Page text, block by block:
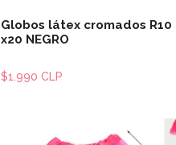
Globos látex cromados R10
x20 NEGRO
$1.990 CLP